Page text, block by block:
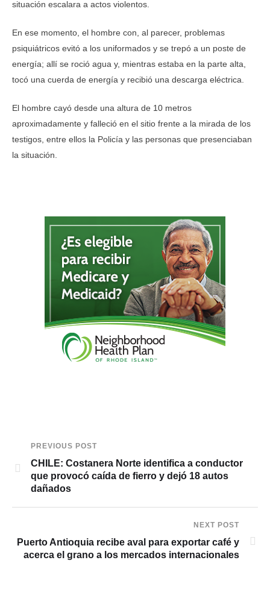
situación escalara a actos violentos.
En ese momento, el hombre con, al parecer, problemas
psiquiátricos evitó a los uniformados y se trepó a un poste de
energía; allí se roció agua y, mientras estaba en la parte alta,
tocó una cuerda de energía y recibió una descarga eléctrica.
El hombre cayó desde una altura de 10 metros
aproximadamente y falleció en el sitio frente a la mirada de los
testigos, entre ellos la Policía y las personas que presenciaban
la situación.
PREVIOUS POST
CHILE: Costanera Norte identifica a conductor
que provocó caída de fierro y dejó 18 autos
dañados
NEXT POST
Puerto Antioquia recibe aval para exportar café y
acerca el grano a los mercados internacionales